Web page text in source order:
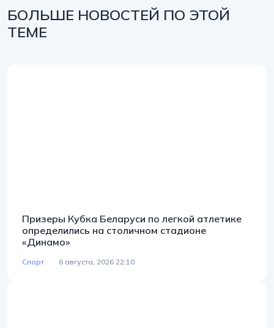
БОЛЬШЕ НОВОСТЕЙ ПО ЭТОЙ
ТЕМЕ
Призеры Кубка Беларуси по легкой атлетике
определились на столичном стадионе
«Динамо»
Спорт 6 августа, 2026 22:10